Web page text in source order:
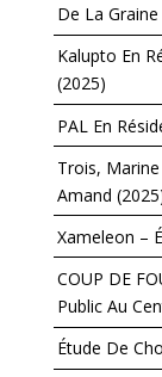
De La Graine
Kalupto En
(2025)
PAL En
Trois,
Amand
Xameleon –
COUP DE
Public Au
Étude De